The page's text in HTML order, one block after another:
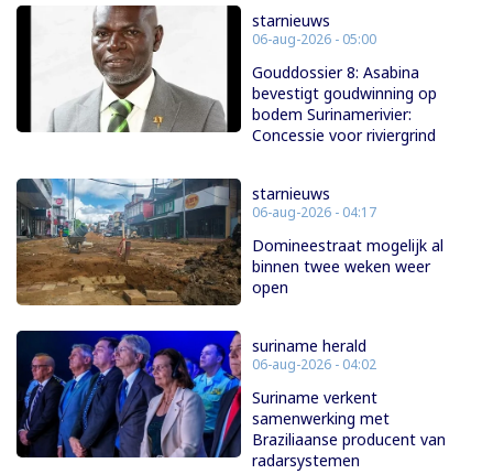
starnieuws
06-aug-2026 - 05:00
Gouddossier 8: Asabina
bevestigt goudwinning op
bodem Surinamerivier:
Concessie voor riviergrind
starnieuws
06-aug-2026 - 04:17
Domineestraat mogelijk al
binnen twee weken weer
open
suriname herald
06-aug-2026 - 04:02
Suriname verkent
samenwerking met
Braziliaanse producent van
radarsystemen